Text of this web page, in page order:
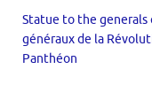
Statue to the generals
généraux de la
Panthéon